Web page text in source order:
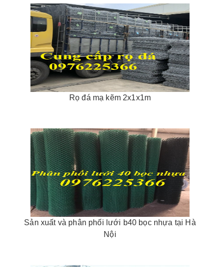
Rọ đá mạ kẽm 2x1x1m
Sản xuất và phân phối lưới b40 bọc nhựa tại Hà
Nội